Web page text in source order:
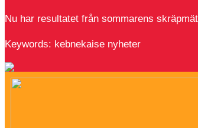
Nu har resultatet från sommarens
Keywords: kebnekaise nyheter